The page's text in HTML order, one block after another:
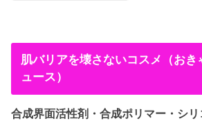
肌バリアを壊さないコスメ（おき
ュース）
合成界面活性剤・合成ポリマー・シ